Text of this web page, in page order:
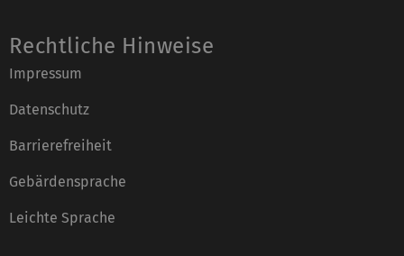
Rechtliche Hinweise
Impressum
Datenschutz
Barrierefreiheit
Gebärdensprache
Leichte Sprache